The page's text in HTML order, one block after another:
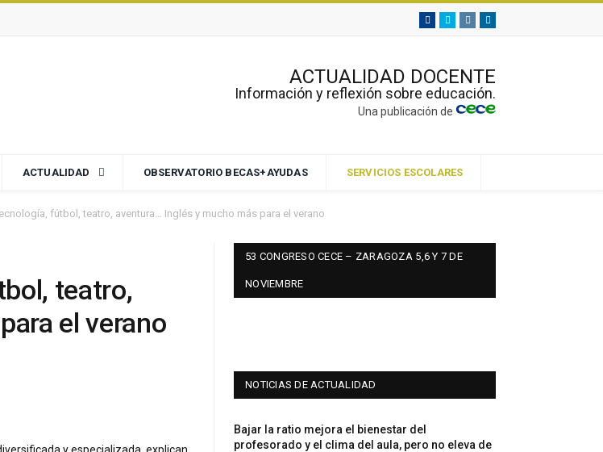
Facebook
TwitterInstagramLinkedin
ACTUALIDAD DOCENTE
Información y reflexión sobre educación.
Una publicación de
ACTUALIDAD OBSERVATORIO BECAS+AYUDAS SERVICIOS ESCOLARES
fútbol, teatro, aventura… Inglés y mucho más para el verano
teatro,
el verano
53 CONGRESO CECE – ZARAGOZA 5,6 Y 7 DE
NOVIEMBRE
NOTICIAS DE ACTUALIDAD
Bajar la ratio mejora el bienestar del
profesorado y el clima del aula, pero no eleva de